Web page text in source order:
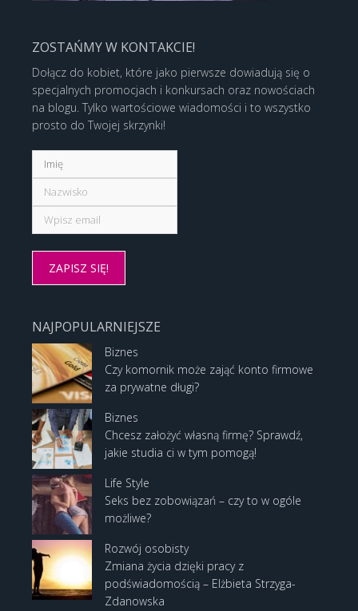
ZOSTAŃMY W KONTAKCIE!
Dołącz do kobiet, które jako pierwsze dowiadują się o
specjalnych promocjach i konkursach oraz nowościach
na blogu. Tylko wartościowe wiadomości i to wszystko
prosto do Twojej skrzynki!
NAJPOPULARNIEJSZE
Biznes
Czy komornik może zająć konto firmowe
za prywatne długi?
Biznes
Chcesz założyć własną firmę? Sprawdź,
jakie studia ci w tym pomogą!
Life Style
Seks bez zobowiązań – czy to w ogóle
możliwe?
Rozwój osobisty
Zmiana życia dzięki pracy z
podświadomością – Elżbieta Strzyga-
Zdanowska